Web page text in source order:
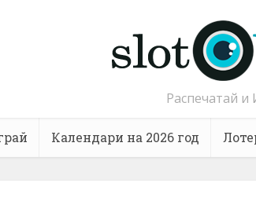
Распечатай и
Календари на 2026 год